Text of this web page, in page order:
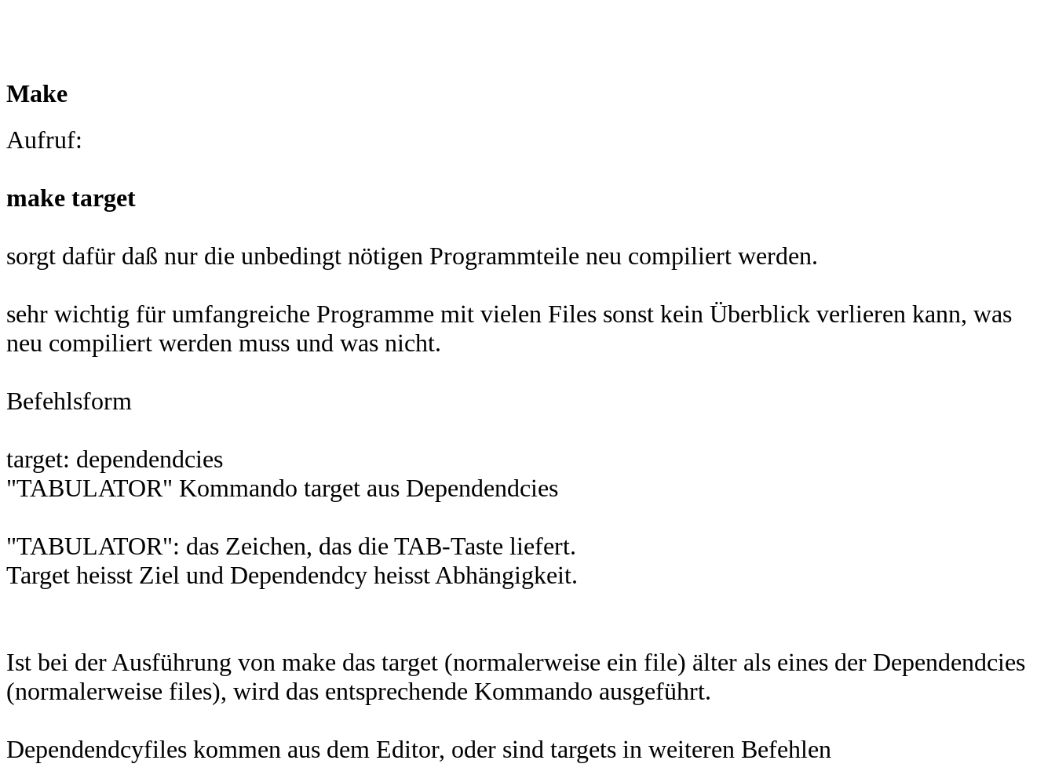
Make
Aufruf:
make target
sorgt dafür daß nur die unbedingt nötigen Programmteile neu compiliert werden.
sehr wichtig für umfangreiche Programme mit vielen Files sonst kein Überblick verlieren kann, was
neu compiliert werden muss und was nicht.
Befehlsform
target: dependendcies
"TABULATOR" Kommando target aus Dependendcies
"TABULATOR": das Zeichen, das die TAB-Taste liefert.
Target heisst Ziel und Dependendcy heisst Abhängigkeit.
Ist bei der Ausführung von make das target (normalerweise ein file) älter als eines der Dependendcies
(normalerweise files), wird das entsprechende Kommando ausgeführt.
Dependendcyfiles kommen aus dem Editor, oder sind targets in weiteren Befehlen